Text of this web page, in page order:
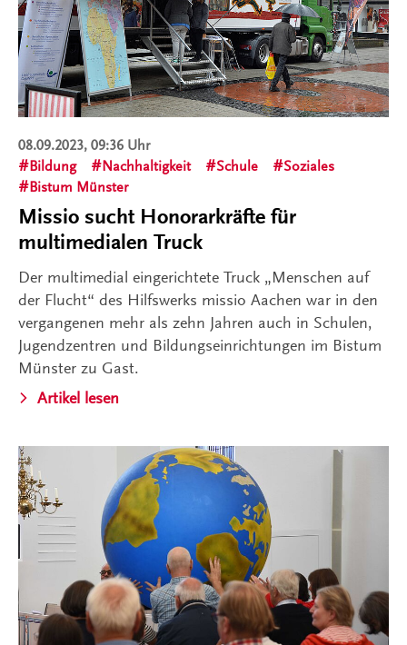
08.09.2023, 09:36 Uhr
Bildung
Nachhaltigkeit Schule
Soziales
Bistum Münster
Missio sucht Honorarkräfte für
multimedialen Truck
Der multimedial eingerichtete Truck „Menschen auf
der Flucht“ des Hilfswerks missio Aachen war in den
vergangenen mehr als zehn Jahren auch in Schulen,
Jugendzentren und Bildungseinrichtungen im Bistum
Münster zu Gast.
Artikel lesen